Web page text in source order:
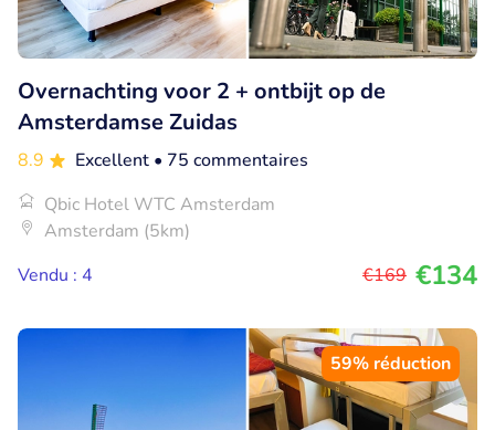
Overnachting voor 2 + ontbijt op de
Amsterdamse Zuidas
8.9 Excellent • 75 commentaires
Qbic Hotel WTC Amsterdam
Amsterdam (5km)
Vendu : 4
€169 €134
59% réduction